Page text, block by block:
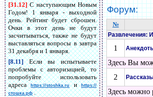
[31.12]С наступающим Новым
Годом! 1 января - выходной
день. Рейтинг будет сброшен.
Очки в этот день не будут
засчитываться, также не будут
выставляться вопросы в завтра
31 декабря и 1 января.
[8.11]Если вы испытываете
проблемы с авторизацией, то
попробуйте использовать
адресаhttps://stoshka.ruиhttps://
стошка.рф.
Форум:
№
Развлечения:
1
Здесь Вы
2
Здесь можно